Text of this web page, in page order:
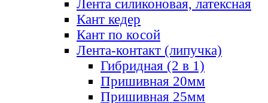
Лента силиконовая, латексная
Кант кедер
Кант по косой
Лента-контакт (липучка)
Гибридная (2 в 1)
Пришивная 20мм
Пришивная 25мм